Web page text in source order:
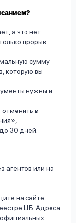
а что нет.
прорыв
сумму
которую вы
нужны и
в
30 дней.
агентов или на
на сайте
ЦБ. Адреса
официальных